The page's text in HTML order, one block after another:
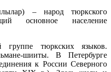
– народ тюркского
основное население
группе тюркских языков.
шииты. В Петербурге
к России Северного